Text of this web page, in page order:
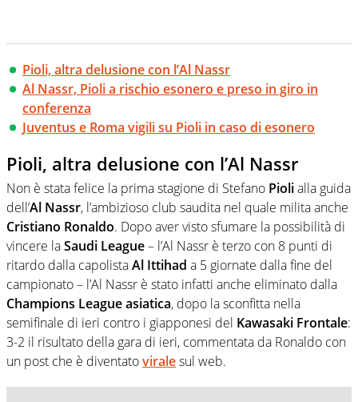
Pioli, altra delusione con l’Al Nassr
Al Nassr, Pioli a rischio esonero e preso in giro in
conferenza
Juventus e Roma vigili su Pioli in caso di esonero
Pioli, altra delusione con l’Al Nassr
Non è stata felice la prima stagione di Stefano Piolialla guida
dell’Al Nassr, l’ambizioso club saudita nel quale milita anche
Cristiano Ronaldo. Dopo aver visto sfumare la possibilità di
vincere laSaudi League– l’Al Nassr è terzo con 8 punti di
ritardo dalla capolistaAl Ittihad a 5 giornate dalla fine del
campionato – l’Al Nassr è stato infatti anche eliminato dalla
Champions Leagueasiatica, dopo la sconfitta nella
semifinale di ieri contro i giapponesi del Kawasaki Frontale:
3-2 il risultato della gara di ieri, commentata da Ronaldo con
un post che è diventatoviralesul web.